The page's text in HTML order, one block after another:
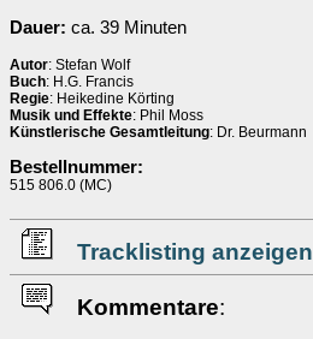
Dauer: ca. 39 Minuten
Autor: Stefan Wolf
Buch: H.G. Francis
Regie: Heikedine Körting
Musik und Effekte: Phil Moss
Künstlerische Gesamtleitung: Dr. Beurmann
Bestellnummer:
515 806.0 (MC)
Tracklisting anzeigen
Kommentare: